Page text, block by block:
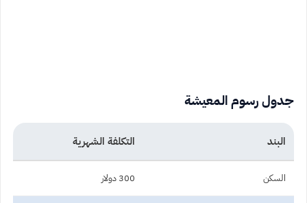
جدول رسوم المعيشة
البند التكلفة الشهرية
السكن 300 دولار